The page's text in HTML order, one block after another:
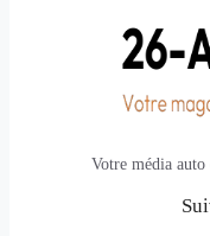
Votre média